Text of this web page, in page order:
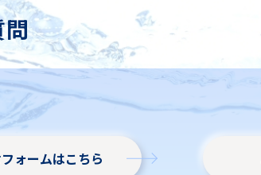
問
ォームはこちら